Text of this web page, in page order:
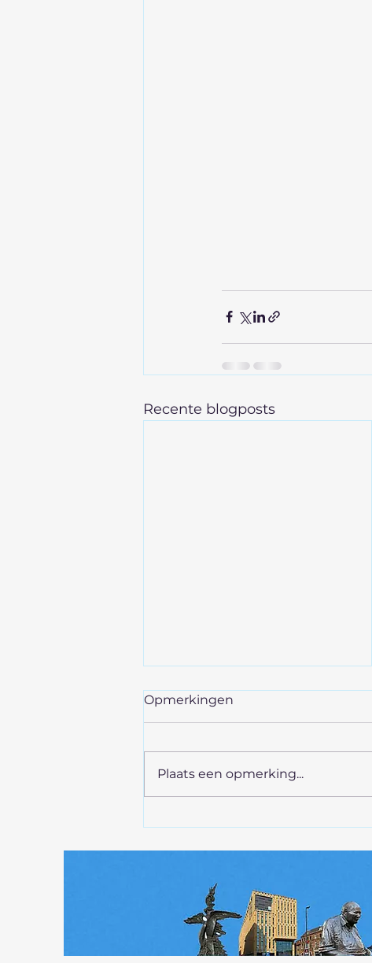
Recente blogposts
Opmerkingen
Plaats een opmerking...